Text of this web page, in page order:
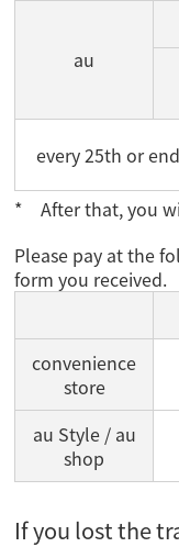
au
every 25th or
After that, you
Please pay at the
form you received.
convenience
store
au Style / au
shop
If you lost the